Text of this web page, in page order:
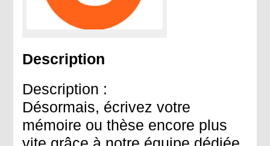
Description
Description :
Désormais, écrivez votre
mémoire ou thèse encore plus